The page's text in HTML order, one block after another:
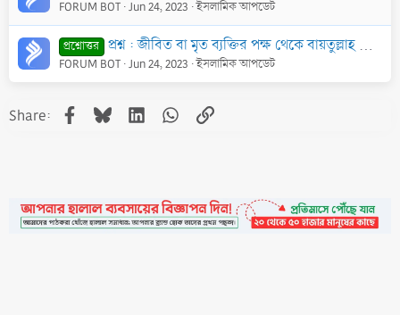
FORUM BOT Jun 24, 2023 ইসলামিক আপডেট
প্রশ্নোত্তর প্রশ্ন : জীবিত বা মৃত ব্যক্তির পক্ষ থেকে বায়তুল্লাহ তাওয়াফ করার ব্যাপারে শরী‘আতে কোন অনুমোদন আছে কি?
FORUM BOT Jun 24, 2023 ইসলামিক আপডেট
Share: Facebook
BlueskyLinkedInWhatsApp
Link